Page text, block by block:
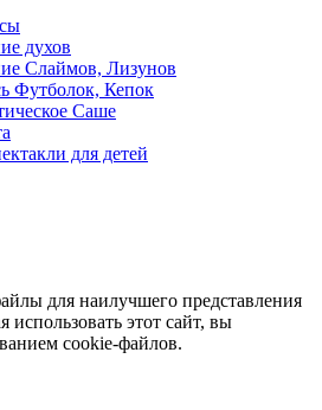
духов
Слаймов, Лизунов
Футболок, Кепок
Саше
для детей
для наилучшего представления
этот сайт, вы
cookie-файлов.